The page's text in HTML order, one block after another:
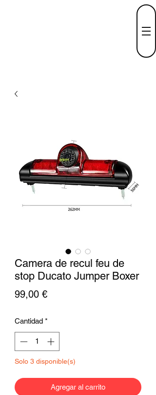
Camera de recul feu de
stop Ducato Jumper Boxer
99,00 €Precio
Cantidad *
Solo 3 disponible(s)
Agregar al carrito